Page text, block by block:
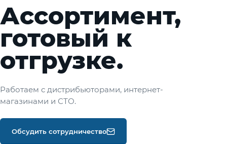
Ассортимент,
готовый к
отгрузке.
Работаем с дистрибьюторами, интернет-
магазинами и СТО.
Обсудить сотрудничество